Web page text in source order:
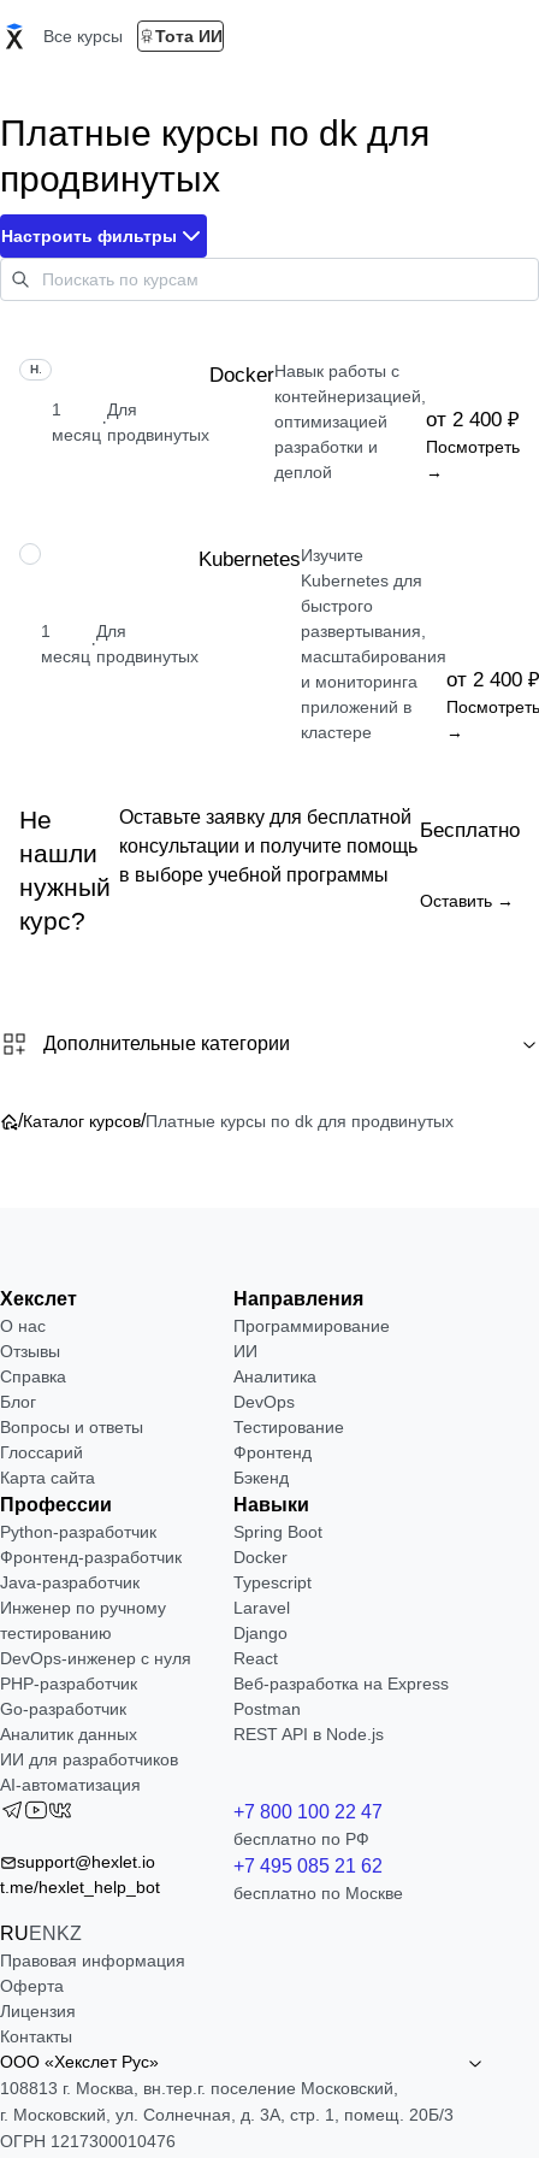
Все курсы Тота ИИ
Платные курсы по dk для
продвинутых
Настроить фильтры
НАВЫК
1
месяц
·
Для
продвинутых
DockerНавык работы с
контейнеризацией,
оптимизацией
разработки и
деплой
от 2 400 ₽
Посмотреть
→
НАВЫК
1
месяц
·
Для
продвинутых
KubernetesИзучите
Kubernetes для
быстрого
развертывания,
масштабирования
и мониторинга
приложений в
кластере
от 2 400 ₽
Посмотреть
→
Не
нашли
нужный
курс?
Оставьте заявку для бесплатной
консультации и получите помощь
в выборе учебной программы
Бесплатно
Оставить →
Дополнительные категории
/Каталог курсов/Платные курсы по dk для продвинутых
Хекслет
О нас
Отзывы
Справка
Блог
Вопросы и ответы
Глоссарий
Карта сайта
Направления
Программирование
ИИ
Аналитика
DevOps
Тестирование
Фронтенд
Бэкенд
Профессии
Python-разработчик
Фронтенд-разработчик
Java-разработчик
Инженер по ручному
тестированию
DevOps-инженер с нуля
РНР-разработчик
Go-разработчик
Аналитик данных
ИИ для разработчиков
AI-автоматизация
Навыки
Spring Boot
Docker
Typescript
Laravel
Django
React
Веб-разработка на Express
Postman
REST API в Node.js
support@hexlet.io
t.me/hexlet_help_bot
RUEN KZ
+7 800 100 22 47
бесплатно по РФ
+7 495 085 21 62
бесплатно по Москве
Правовая информация
Оферта
Лицензия
Контакты
ООО «Хекслет Рус»
108813 г. Москва, вн.тер.г. поселение Московский,
г. Московский, ул. Солнечная, д. 3А, стр. 1, помещ. 20Б/3
ОГРН 1217300010476